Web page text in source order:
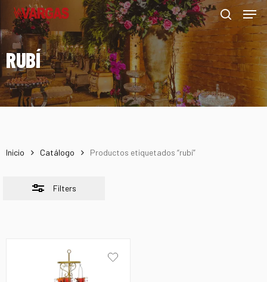
Skip
main
content
search
Menu
RUBÍ
Inicio Catálogo Productos etiquetados “rubí”
Filters
Close
Filters
Menu